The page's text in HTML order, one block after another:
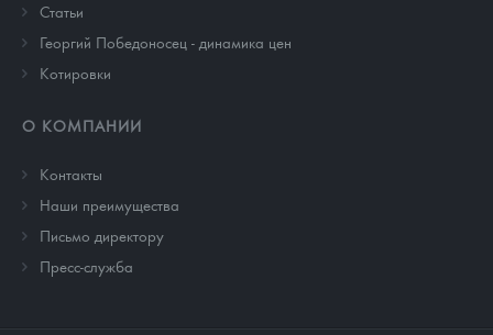
Cтатьи
Георгий Победоносец - динамика цен
Котировки
О КОМПАНИИ
Контакты
Наши преимущества
Письмо директору
Пресс-служба